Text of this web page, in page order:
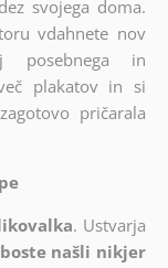
svojega doma.
vdahnete nov
in
plakatov in si
pričarala
. Ustvarja
našli nikjer